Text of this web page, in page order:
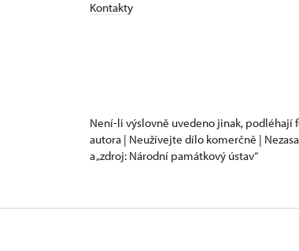
Kontakty
Není-li výslovně uvedeno jinak, podléhají
autora | Neužívejte dílo komerčně |
a „zdroj: Národní památkový ústav“